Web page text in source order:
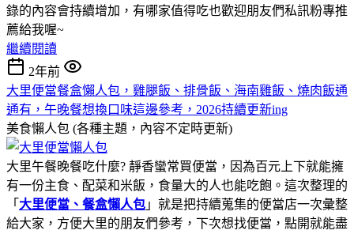
錄的內容會持續增加，有哪家值得吃也歡迎朋友們私訊粉專推
薦給我喔~
繼續閱讀
2年前
大里便當餐盒懶人包，雞腿飯、排骨飯、海南雞飯、燒肉飯通
通有，午晚餐想換口味這邊參考，2026持續更新ing
美食懶人包 (各種主題，內容不定時更新)
大里午餐晚餐吃什麼? 靜香蠻常買便當，因為百元上下就能擁
有一份主食、配菜和米飯，食量大的人也能吃飽。這次整理的
「 大里便當、餐盒懶人包 」就是把持續蒐集的便當店一次彙整
給大家，方便大里的朋友們參考，下次想找便當，點開就能盡